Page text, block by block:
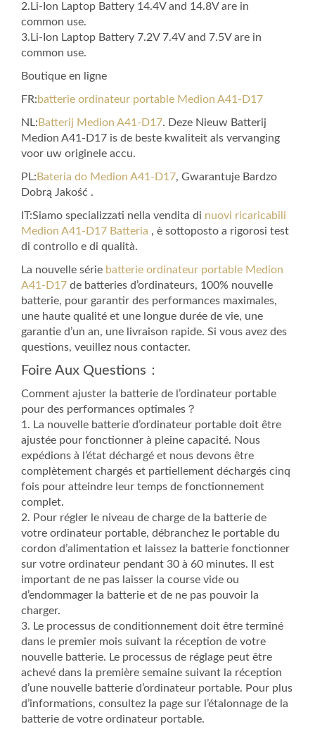
2.Li-Ion Laptop Battery 14.4V and 14.8V are in
common use.
3.Li-Ion Laptop Battery 7.2V 7.4V and 7.5V are in
common use.
Boutique en ligne
FR:batterie ordinateur portable Medion A41-D17
NL: Batterij Medion A41-D17. Deze Nieuw Batterij
Medion A41-D17 is de beste kwaliteit als vervanging
voor uw originele accu.
PL: Bateria do Medion A41-D17, Gwarantuje Bardzo
Dobrą Jakość .
IT:Siamo specializzati nella vendita di nuovi ricaricabili
Medion A41-D17 Batteria , è sottoposto a rigorosi test
di controllo e di qualità.
La nouvelle série batterie ordinateur portable Medion
A41-D17 de batteries d’ordinateurs, 100% nouvelle
batterie, pour garantir des performances maximales,
une haute qualité et une longue durée de vie, une
garantie d’un an, une livraison rapide. Si vous avez des
questions, veuillez nous contacter.
Foire Aux Questions：
Comment ajuster la batterie de l’ordinateur portable
pour des performances optimales？
1. La nouvelle batterie d’ordinateur portable doit être
ajustée pour fonctionner à pleine capacité. Nous
expédions à l’état déchargé et nous devons être
complètement chargés et partiellement déchargés cinq
fois pour atteindre leur temps de fonctionnement
complet.
2. Pour régler le niveau de charge de la batterie de
votre ordinateur portable, débranchez le portable du
cordon d’alimentation et laissez la batterie fonctionner
sur votre ordinateur pendant 30 à 60 minutes. Il est
important de ne pas laisser la course vide ou
d’endommager la batterie et de ne pas pouvoir la
charger.
3. Le processus de conditionnement doit être terminé
dans le premier mois suivant la réception de votre
nouvelle batterie. Le processus de réglage peut être
achevé dans la première semaine suivant la réception
d’une nouvelle batterie d’ordinateur portable. Pour plus
d’informations, consultez la page sur l’étalonnage de la
batterie de votre ordinateur portable.